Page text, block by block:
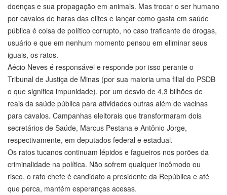
doenças e sua propagação em animais. Mas trocar o ser humano
por cavalos de haras das elites e lançar como gasta em saúde
pública é coisa de político corrupto, no caso traficante de drogas,
usuário e que em nenhum momento pensou em eliminar seus
iguais, os ratos.
Aécio Neves é responsável e responde por isso perante o
Tribunal de Justiça de Minas (por sua maioria uma filial do PSDB
o que significa impunidade), por um desvio de 4,3 bilhões de
reais da saúde pública para atividades outras além de vacinas
para cavalos. Campanhas eleitorais que transformaram dois
secretários de Saúde, Marcus Pestana e Antônio Jorge,
respectivamente, em deputados federal e estadual.
Os ratos tucanos continuam lépidos e fagueiros nos porões da
criminalidade na política. Não sofrem qualquer incômodo ou
risco, o rato chefe é candidato a presidente da República e até
que perca, mantém esperanças acesas.